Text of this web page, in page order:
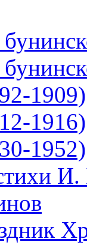
1909)
1916)
1952)
И.